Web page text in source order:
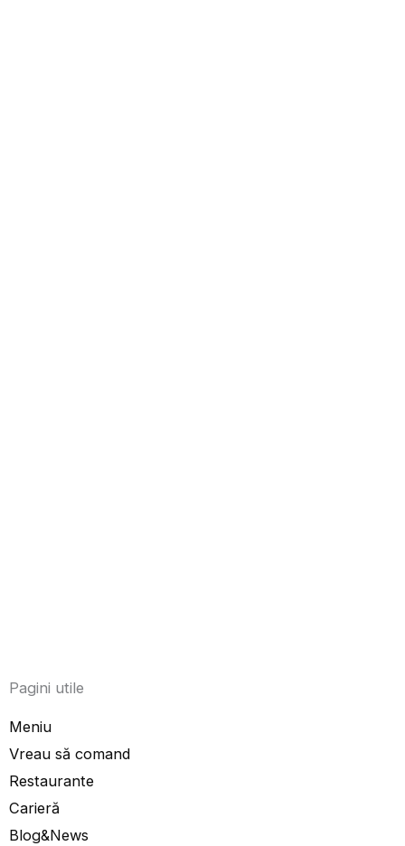
Pagini utile
Meniu
Vreau să comand
Restaurante
Carieră
Blog&News